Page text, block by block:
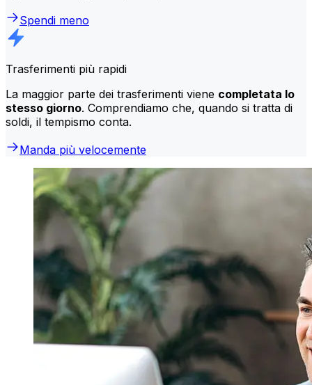
Spendi meno
Trasferimenti più rapidi
La maggior parte dei trasferimenti viene completata lo
stesso giorno. Comprendiamo che, quando si tratta di
soldi, il tempismo conta.
Manda più velocemente